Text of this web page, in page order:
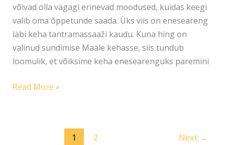
võivad olla vägagi erinevad moodused, kuidas keegi
valib oma õppetunde saada. Üks viis on eneseareng
läbi keha tantramassaaži kaudu. Kuna hing on
valinud sündimise Maale kehasse, siis tundub
loomulik, et võiksime keha enesearenguks paremini
Read More »
1 2 Next →